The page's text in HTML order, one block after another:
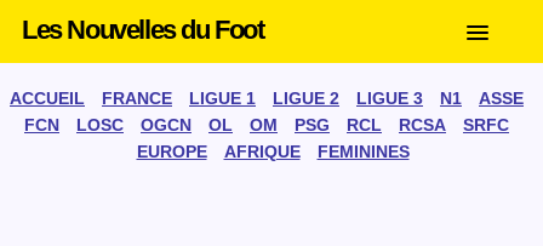
Les Nouvelles du Foot
ACCUEIL FRANCE LIGUE 1 LIGUE 2 LIGUE 3 N1
ASSE
FCN
LOSC OGCN OL OM PSG RCL RCSA
SRFC
EUROPE
AFRIQUE FEMININES